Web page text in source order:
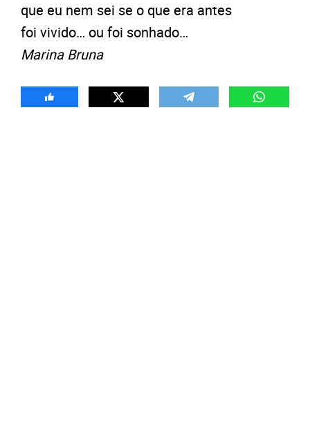
que eu nem sei se o que era antes
foi vivido… ou foi sonhado…
Marina Bruna